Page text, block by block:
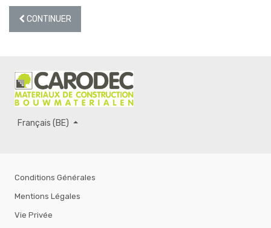
CONTINUER
Français (BE)
Conditions Générales
Mentions Légales
Vie Privée